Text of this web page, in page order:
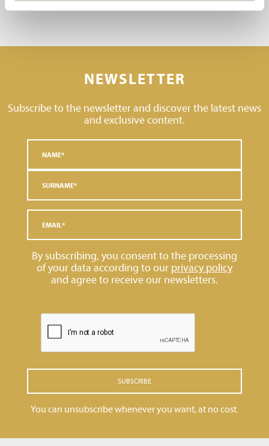
NEWSLETTER
Subscribe to the newsletter and discover the latest news
and exclusive content.
By subscribing, you consent to the processing
of your data according to our privacy policy
and agree to receive our newsletters.
SUBSCRIBE
You can unsubscribe whenever you want, at no cost.